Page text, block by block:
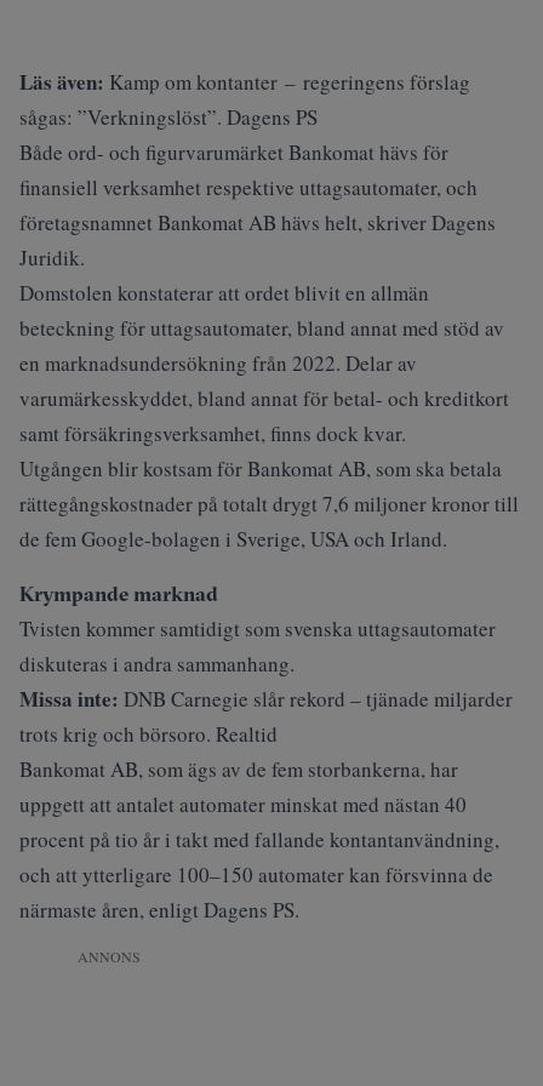
Läs även: Kamp om kontanter – regeringens förslag
sågas: ”Verkningslöst”. Dagens PS
Både ord- och figurvarumärket Bankomat hävs för
finansiell verksamhet respektive uttagsautomater, och
företagsnamnet Bankomat AB hävs helt, skriverDagens
Juridik.
Domstolen konstaterar att ordet blivit en allmän
beteckning för uttagsautomater, bland annat med stöd av
en marknadsundersökning från 2022. Delar av
varumärkesskyddet, bland annat för betal- och kreditkort
samt försäkringsverksamhet, finns dock kvar.
Utgången blir kostsam för Bankomat AB, som ska betala
rättegångskostnader på totalt drygt 7,6 miljoner kronor till
de fem Google-bolagen i Sverige, USA och Irland.
Krympande marknad
Tvisten kommer samtidigt som svenska uttagsautomater
diskuteras i andra sammanhang.
Missa inte: DNB Carnegie slår rekord – tjänade miljarder
trots krig och börsoro. Realtid
Bankomat AB, som ägs av de fem storbankerna, har
uppgett att antalet automater minskat med nästan 40
procent på tio år i takt med fallande kontantanvändning,
och att ytterligare 100–150 automater kan försvinna de
närmaste åren, enligt Dagens PS.
ANNONS